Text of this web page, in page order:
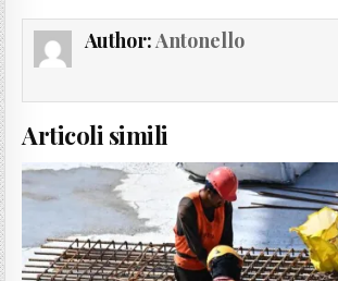
Author:Antonello
Articoli simili